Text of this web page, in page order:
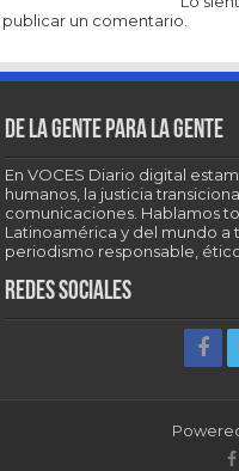
publicar un comentario.
De la gente para la gente
En VOCES Diario digital
humanos, la justicia
comunicaciones. Hablamos
Latinoamérica y del mundo a
periodismo responsable,
Redes sociales